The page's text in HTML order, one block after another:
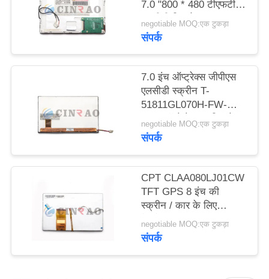
साइटमैप
PRIVACY
7.0 "800 * 480 टीएफटी
एलसीडी डिस्प्ले
TX18D11VM1CAA
negotiable MOQ:एक टुकड़ा
संपर्क
7.0 इंच ऑप्ट्रेक्स जीपीएस
एलसीडी स्क्रीन T-
51811GL070H-FW-
ABN ऑटोमोबाइल डिस्प्ले
पैनल
negotiable MOQ:एक टुकड़ा
संपर्क
CPT CLAA080LJ01CW
TFT GPS 8 इंच की
स्क्रीन / कार के लिए
नेविगेशन स्क्रीन
negotiable MOQ:एक टुकड़ा
संपर्क